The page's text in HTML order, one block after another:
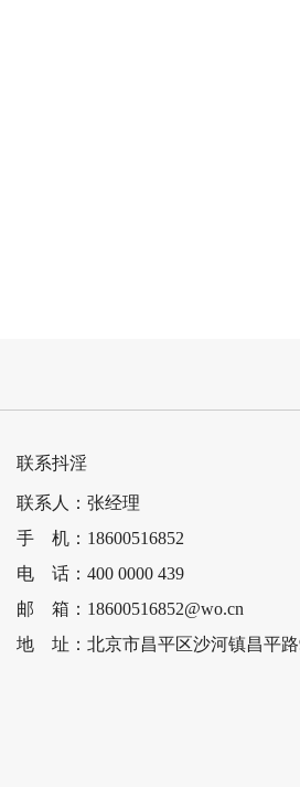
联系抖淫
联系人：张经理
手 机：18600516852
电 话：400 0000 439
邮 箱：18600516852@wo.cn
地 址：北京市昌平区沙河镇昌平路